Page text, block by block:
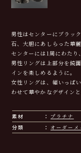
男性はセンターにブラッ
石、大胆にあしらった華
センターには1周にわたり
男性リングは上部分を鏡
インを楽しめるように。
女性リングは、幅いっぱ
わせて華やかなデザインと
素材 プラチナ
分類
オーダーメ